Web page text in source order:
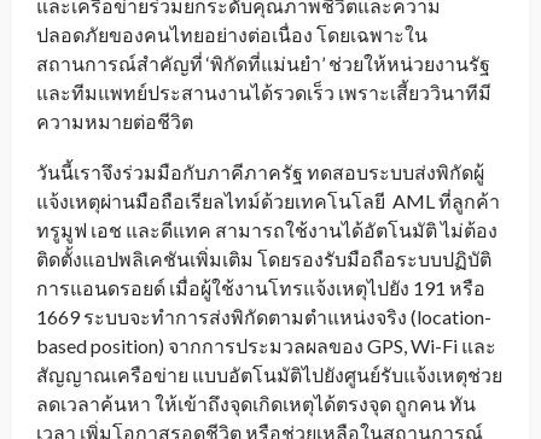
และเครือข่ายร่วมยกระดับคุณภาพชีวิตและความ
ปลอดภัยของคนไทยอย่างต่อเนื่อง โดยเฉพาะใน
สถานการณ์สำคัญที่ ‘พิกัดที่แม่นยำ’ ช่วยให้หน่วยงานรัฐ
และทีมแพทย์ประสานงานได้รวดเร็ว เพราะเสี้ยววินาทีมี
ความหมายต่อชีวิต
วันนี้เราจึงร่วมมือกับภาคีภาครัฐ ทดสอบระบบส่งพิกัดผู้
แจ้งเหตุผ่านมือถือเรียลไทม์ด้วยเทคโนโลยี AML ที่ลูกค้า
ทรูมูฟ เอช และดีแทค สามารถใช้งานได้อัตโนมัติ ไม่ต้อง
ติดตั้งแอปพลิเคชันเพิ่มเติม โดยรองรับมือถือระบบปฏิบัติ
การแอนดรอยด์ เมื่อผู้ใช้งานโทรแจ้งเหตุไปยัง 191 หรือ
1669 ระบบจะทำการส่งพิกัดตามตำแหน่งจริง (location-
based position) จากการประมวลผลของ GPS, Wi-Fi และ
สัญญาณเครือข่าย แบบอัตโนมัติไปยังศูนย์รับแจ้งเหตุช่วย
ลดเวลาค้นหา ให้เข้าถึงจุดเกิดเหตุได้ตรงจุด ถูกคน ทัน
เวลา เพิ่มโอกาสรอดชีวิต หรือช่วยเหลือในสถานการณ์